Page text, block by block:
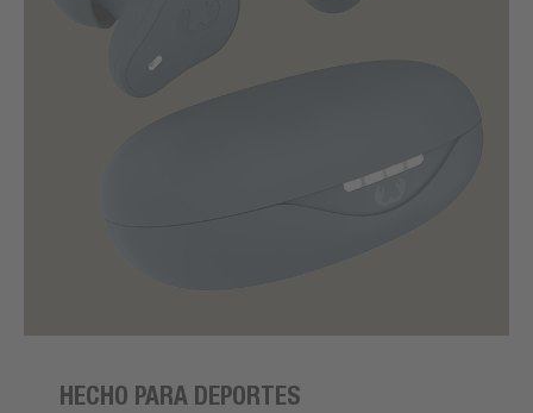
HECHO PARA DEPORTES